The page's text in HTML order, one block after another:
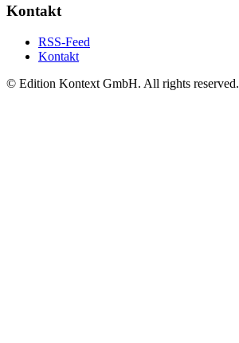
Kontakt
RSS-Feed
Kontakt
© Edition Kontext GmbH. All rights reserved.